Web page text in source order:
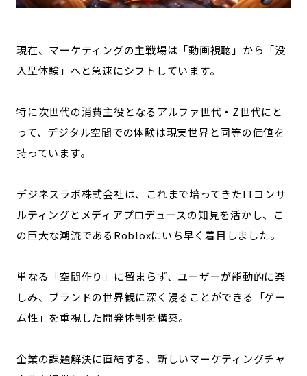
現在、マーケティングの主戦場は「動画視聴」から「没
入型体験」へと急速にシフトしています。
特に次世代の消費主役となるアルファ世代・Z世代にと
って、デジタル空間での体験は現実世界と同等の価値を
持っています。
デジネスラボ株式会社は、これまで培ってきたITコンサ
ルティングとメディアプロデュースの知見を活かし、こ
の巨大な潮流であるRobloxにいち早く着目しました。
単なる「空間作り」に留まらず、ユーザーが能動的に楽
しみ、ブランドの世界観に深く浸ることができる「ゲー
ム性」を重視した開発体制を構築。
企業の課題解決に直結する、新しいマーケティングチャ